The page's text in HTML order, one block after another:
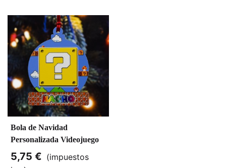
Bola de Navidad
Personalizada Videojuego
Caja
5,75 € (impuestos